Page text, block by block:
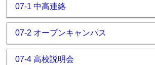
07-1 中高連絡
07-2 オープンキャンパス
07-4 高校説明会